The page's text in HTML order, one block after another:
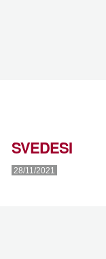
SVEDESI
28/11/2021